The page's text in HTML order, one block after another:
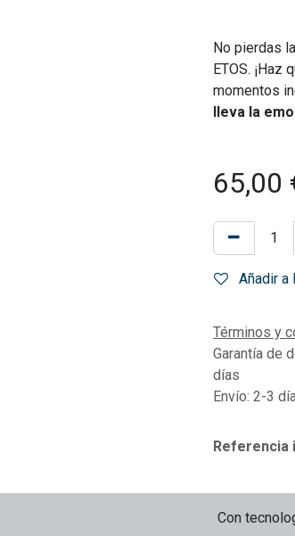
No pierdas
ETOS.
momentos
lleva la
65,00
Añadir
Términos y
Garantía de
días
Envío: 2-3
Referencia
Con